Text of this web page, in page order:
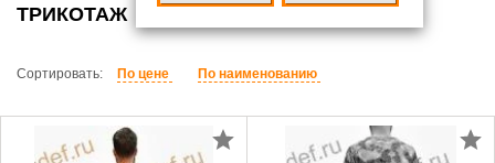
ТРИКОТАЖ
Сортировать: По цене По наименованию